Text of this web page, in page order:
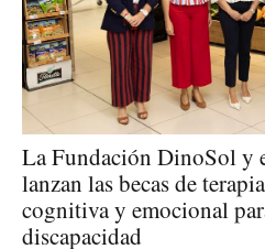
La Fundación DinoSol y
lanzan las becas de
cognitiva y emocional
discapacidad